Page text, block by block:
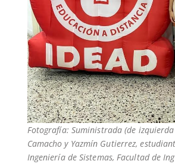
Fotografía: Suministrada (de
Camacho y Yazmín Gutierrez,
Ingeniería de Sistemas, Facultad de